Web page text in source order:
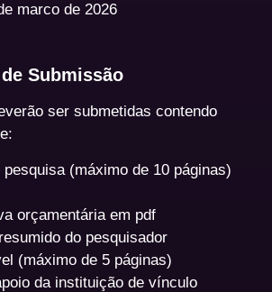
marco de 2026
Submissão
ser submetidas contendo
pesquisa (máximo de 10 páginas)
orçamentária em pdf
do pesquisador
(máximo de 5 páginas)
da instituição de vínculo